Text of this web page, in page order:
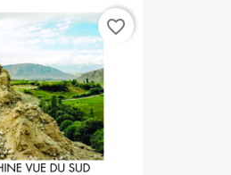
favorite_border